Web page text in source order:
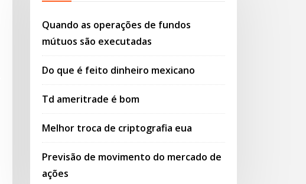
Quando as operações de fundos
mútuos são executadas
Do que é feito dinheiro mexicano
Td ameritrade é bom
Melhor troca de criptografia eua
Previsão de movimento do mercado de
ações